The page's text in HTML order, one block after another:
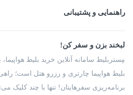
بلیط قطار
راهنمایی و پشتیبانی
شرایط و مقررات
راهکار سازمانی
درباره ما
لبخند بزن و سفر کن!
مِستربلیط سامانه آنلاین خرید بلیط
بلیط هواپیما چارتری و رزرو هتل است؛
برنامه‌ریزی سفرهایتان! تنها با چند کلیک